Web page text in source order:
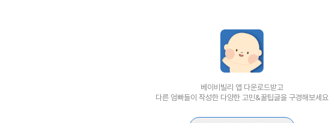
베이비빌리 앱 다운로드받고
다른 엄빠들이 작성한 다양한 고민&꿀팁글을 구경해보세요